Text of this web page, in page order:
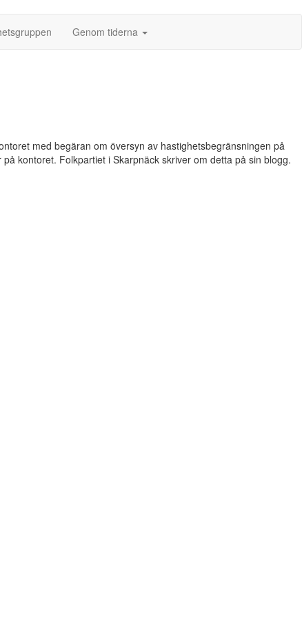
Genom tiderna
med begäran om översyn av hastighetsbegränsningen på
kontoret. Folkpartiet i Skarpnäck skriver om detta på sin blogg.